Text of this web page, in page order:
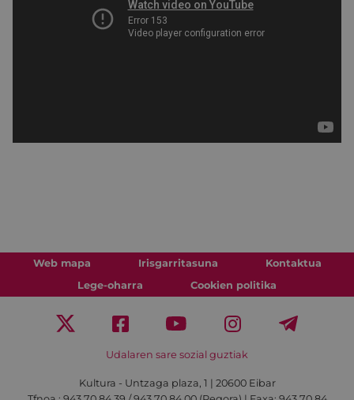
Web mapa Irisgarritasuna
Kontaktua
Lege-oharra
Cookien politika
Udalaren sare sozial guztiak
Kultura - Untzaga plaza, 1 | 20600 Eibar